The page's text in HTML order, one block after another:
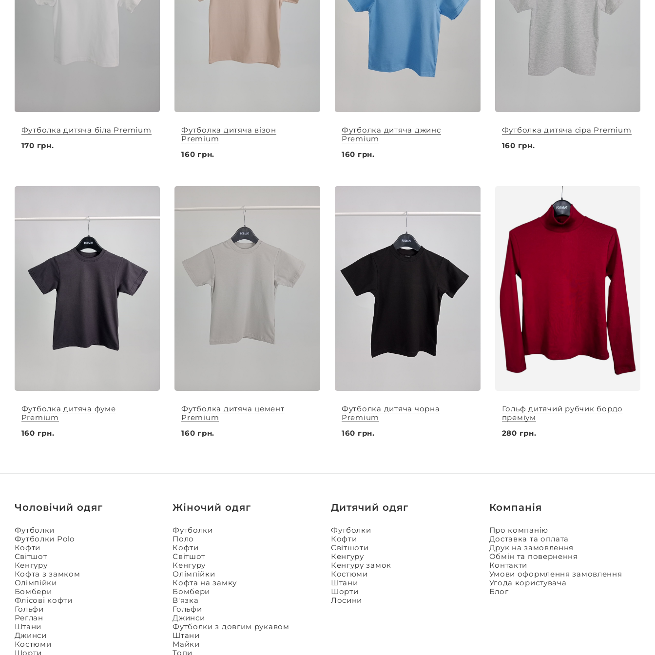
Футболка дитяча біла Premium
170 грн.
Футболка дитяча візон
Premium
160 грн.
Футболка дитяча джинс
Premium
160 грн.
Футболка дитяча сіра Premium
160 грн.
Футболка дитяча фуме
Premium
160 грн.
Футболка дитяча цемент
Premium
160 грн.
Футболка дитяча чорна
Premium
160 грн.
Гольф дитячий рубчик бордо
преміум
280 грн.
Чоловічий одяг
Футболки
Футболки Polo
Кофти
Світшот
Кенгуру
Кофта з замком
Олімпійки
Бомбери
Флісові кофти
Гольфи
Реглан
Штани
Джинси
Костюми
Шорти
Жіночий одяг
Футболки
Поло
Кофти
Світшот
Кенгуру
Олімпійки
Кофта на замку
Бомбери
В'язка
Гольфи
Джинси
Футболки з довгим рукавом
Штани
Майки
Топи
Дитячий одяг
Футболки
Кофти
Світшоти
Кенгуру
Кенгуру замок
Костюми
Штани
Шорти
Лосини
Компанія
Про компанію
Доставка та оплата
Друк на замовлення
Обмін та повернення
Контакти
Умови оформлення замовлення
Угода користувача
Блог